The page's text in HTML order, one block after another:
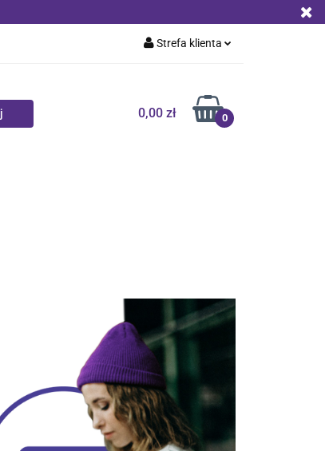
Strefa klienta
Zarejestruj się
0,00 zł 0